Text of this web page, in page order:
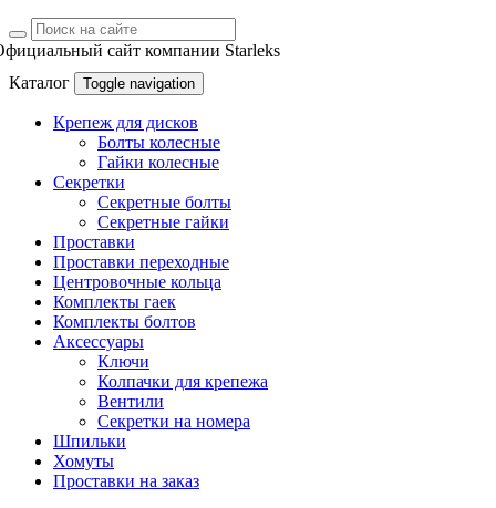
сайт компании Starleks
Каталог
Toggle navigation
Крепеж для дисков
Болты колесные
Гайки колесные
Секретки
Секретные болты
Секретные гайки
Проставки
Проставки переходные
Центровочные кольца
Комплекты гаек
Комплекты болтов
Аксессуары
Ключи
Колпачки для крепежа
Вентили
Секретки на номера
Шпильки
Хомуты
Проставки на заказ